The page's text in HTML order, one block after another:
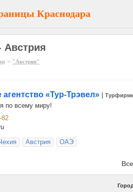
Краснодара
Австрия
» "Австрия"
агентство «Тур-Трэвел»
по всему миру!
82
Австрия ОАЭ